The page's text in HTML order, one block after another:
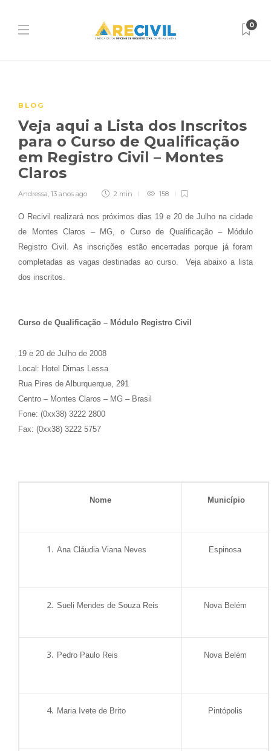
0
BLOG
Veja aqui a Lista dos Inscritos
para o Curso de Qualificação
em Registro Civil – Montes
Claros
Andressa, 13 anos ago 2 min 158
O Recivil realizará nos próximos dias 19 e 20 de Julho na cidade
de Montes Claros – MG, o Curso de Qualificação – Módulo
Registro Civil. As inscrições estão encerradas porque já foram
completadas as vagas destinadas ao curso. Veja abaixo a lista
dos inscritos.
Curso de Qualificação – Módulo Registro Civil
19 e 20 de Julho de 2008
Local: Hotel Dimas Lessa
Rua Pires de Alburquerque, 291
Centro – Montes Claros – MG – Brasil
Fone: (0xx38) 3222 2800
Fax: (0xx38) 3222 5757
Nome Município
Ana Cláudia Viana Neves Espinosa
Sueli Mendes de Souza Reis Nova Belém
Pedro Paulo Reis Nova Belém
Maria Ivete de Brito Pintópolis